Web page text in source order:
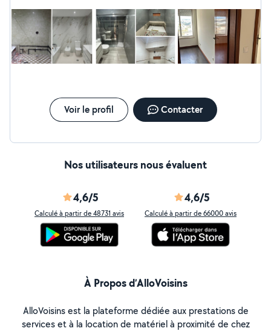
déroulée sur 2 jours avec un résultat de qualité. Je ferai de
nouveau appel à eux.
Voir le profil Contacter
Nos utilisateurs nous évaluent
4,6/5
Calculé à partir de 48731 avis
4,6/5
Calculé à partir de 66000 avis
À Propos d’AlloVoisins
AlloVoisins est la plateforme dédiée aux prestations de
services et à la location de matériel à proximité de chez